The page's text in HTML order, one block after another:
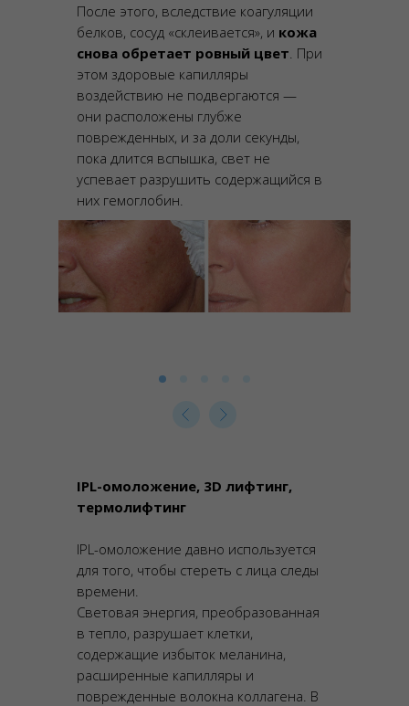
IPL-омоложение, 3D лифтинг,
термолифтинг
IPL-омоложение давно используется
для того, чтобы стереть с лица следы
времени.
Световая энергия, преобразованная
в тепло, разрушает клетки,
содержащие избыток меланина,
расширенные капилляры и
поврежденные волокна коллагена. В
После этого, вследствие коагуляции
белков, сосуд «склеивается», и кожа
снова обретает ровный цвет. При
этом здоровые капилляры
воздействию не подвергаются —
они расположены глубже
поврежденных, и за доли секунды,
пока длится вспышка, свет не
успевает разрушить содержащийся в
них гемоглобин.